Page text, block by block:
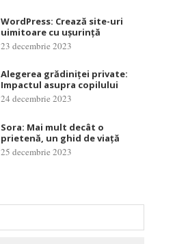
WordPress: Crează site-uri
uimitoare cu ușurință
23 decembrie 2023
Alegerea grădiniței private:
Impactul asupra copilului
24 decembrie 2023
Sora: Mai mult decât o
prietenă, un ghid de viață
25 decembrie 2023